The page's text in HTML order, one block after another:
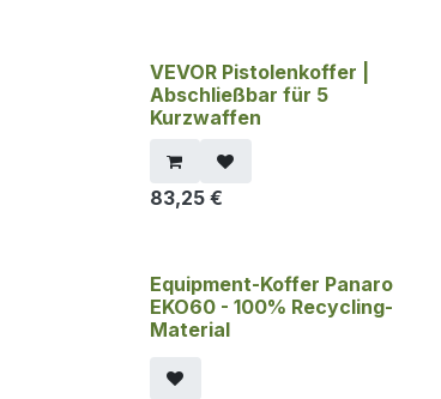
VEVOR Pistolenkoffer |
Abschließbar für 5
Kurzwaffen
83,25 €
Vergriffen
Equipment-Koffer Panaro
EKO60 - 100% Recycling-
Material